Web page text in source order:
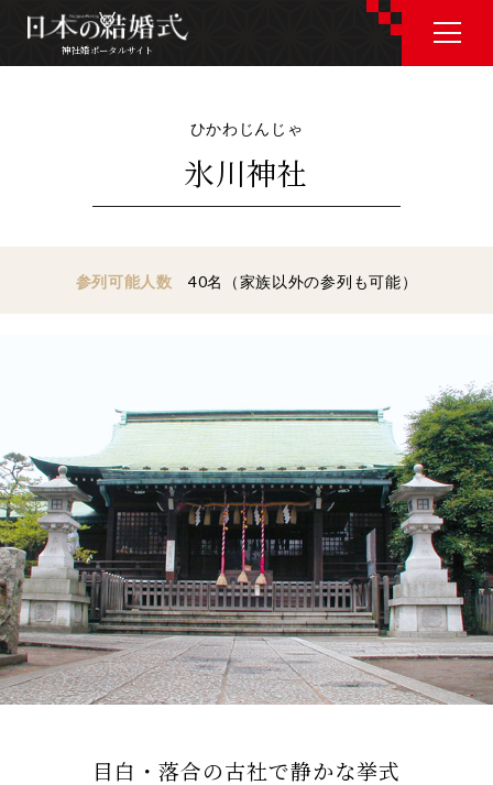
J P E N
和婚コラム
先輩カップル実例
クリップリスト
神社婚ポータルサイト
ひかわじんじゃ
氷川神社
参列可能人数 40名（家族以外の参列も可能）
目白・落合の古社で静かな挙式